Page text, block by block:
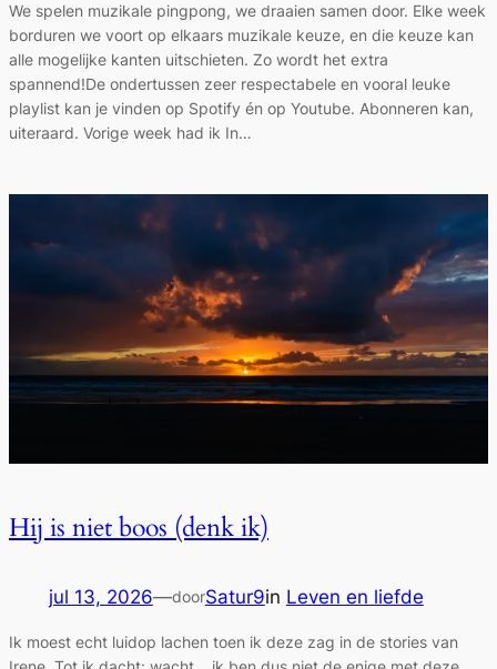
We spelen muzikale pingpong, we draaien samen door. Elke week
borduren we voort op elkaars muzikale keuze, en die keuze kan
alle mogelijke kanten uitschieten. Zo wordt het extra
spannend!De ondertussen zeer respectabele en vooral leuke
playlist kan je vinden op Spotify én op Youtube. Abonneren kan,
uiteraard. Vorige week had ik In…
Hij is niet boos (denk ik)
jul 13, 2026—doorSatur9in Leven en liefde
Ik moest echt luidop lachen toen ik deze zag in de stories van